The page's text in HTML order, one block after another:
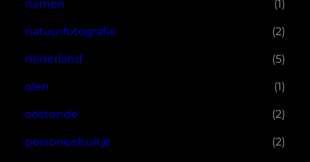
namen (1)
natuurfotografie (2)
nederland (5)
olen (1)
oostende (2)
personeelsuitje (2)